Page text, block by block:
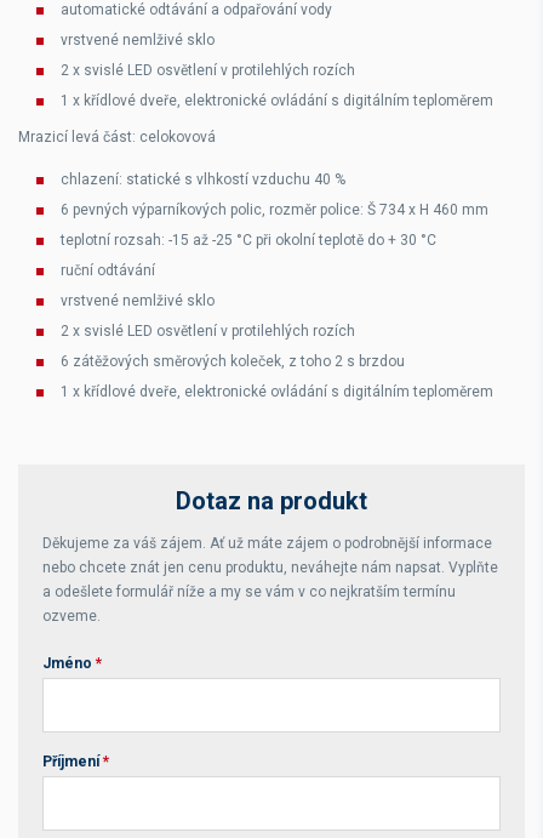
automatické odtávání a odpařování vody
vrstvené nemlživé sklo
2 x svislé LED osvětlení v protilehlých rozích
1 x křídlové dveře, elektronické ovládání s digitálním teploměrem
Mrazicí levá část: celokovová
chlazení: statické s vlhkostí vzduchu 40 %
6 pevných výparníkových polic, rozměr police: Š 734 x H 460 mm
teplotní rozsah: -15 až -25 °C při okolní teplotě do + 30 °C
ruční odtávání
vrstvené nemlživé sklo
2 x svislé LED osvětlení v protilehlých rozích
6 zátěžových směrových koleček, z toho 2 s brzdou
1 x křídlové dveře, elektronické ovládání s digitálním teploměrem
Dotaz na produkt
Děkujeme za váš zájem. Ať už máte zájem o podrobnější informace
nebo chcete znát jen cenu produktu, neváhejte nám napsat. Vyplňte
a odešlete formulář níže a my se vám v co nejkratším termínu
ozveme.
Jméno *
Příjmení *